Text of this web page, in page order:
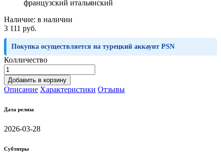
французский итальянский
Наличие: в наличии
3 111 руб.
Покупка осуществляется на турецкий аккаунт PSN
Колличество
Добавить в корзину
Описание Характеристики Отзывы
Дата релиза
2026-03-28
Субтитры